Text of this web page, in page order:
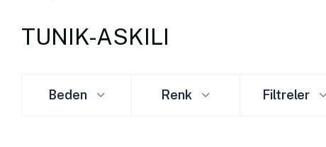
TUNIK-ASKILI
Beden Renk Filtreler